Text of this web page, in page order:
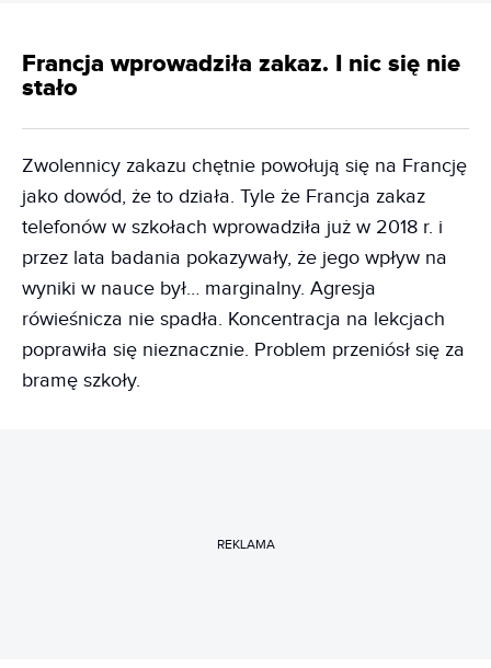
Francja wprowadziła zakaz. I nic się nie
stało
Zwolennicy zakazu chętnie powołują się na Francję
jako dowód, że to działa. Tyle że Francja zakaz
telefonów w szkołach wprowadziła już w 2018 r. i
przez lata badania pokazywały, że jego wpływ na
wyniki w nauce był… marginalny. Agresja
rówieśnicza nie spadła. Koncentracja na lekcjach
poprawiła się nieznacznie. Problem przeniósł się za
bramę szkoły.
REKLAMA